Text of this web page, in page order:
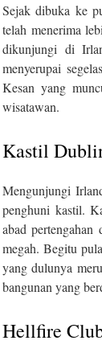
Sejak dibuka ke
telah menerima
dikunjungi di
menyerupai
Kesan yang
wisatawan.
Kastil
Mengunjungi
penghuni kastil.
abad
megah. Begitu
yang dulunya
bangunan yang
Hellfire